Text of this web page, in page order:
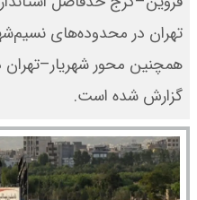
تهران در محدوده‌های
همچنین محور
گزارش شده است.